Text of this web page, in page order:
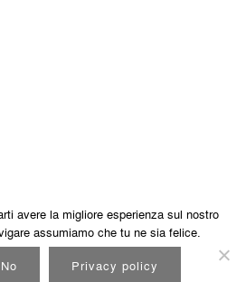
avere la migliore esperienza sul nostro
assumiamo che tu ne sia felice.
No Privacy policy